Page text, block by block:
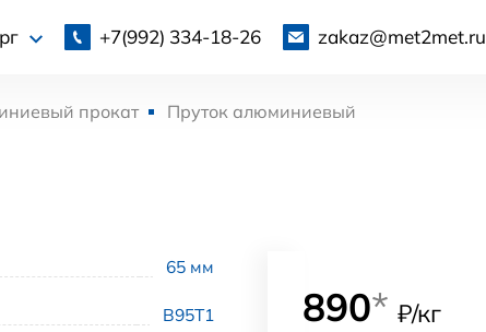
+7(992) 334-18-26 zakaz@met2met.ru
прокат
Пруток алюминиевый
65 мм
В95Т1 890* ₽/кг